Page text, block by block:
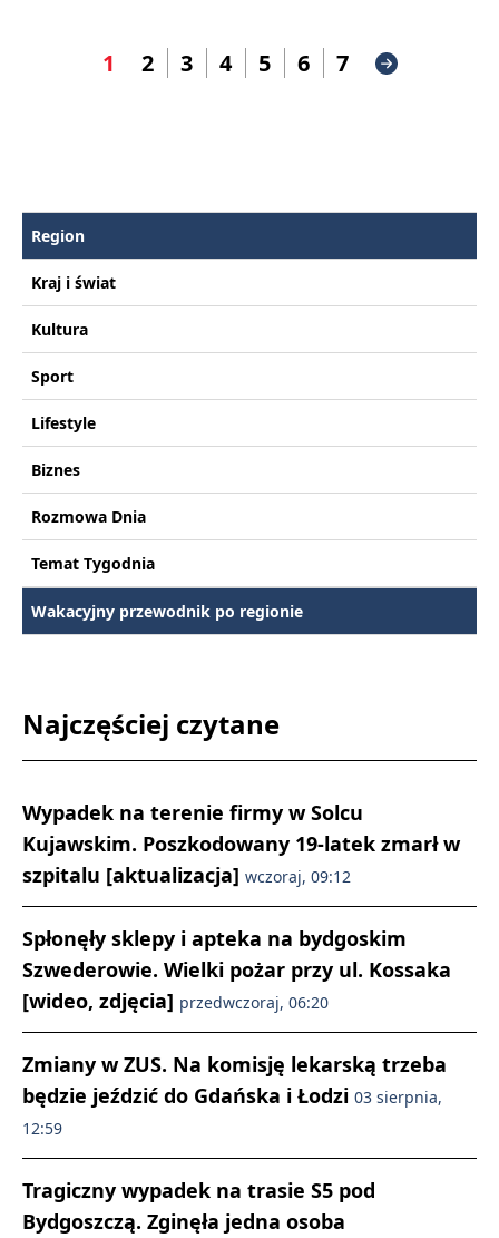
1 2 3 4 5 6 7
Region
Kraj i świat
Kultura
Sport
Lifestyle
Biznes
Rozmowa Dnia
Temat Tygodnia
Wakacyjny przewodnik po regionie
Najczęściej czytane
Wypadek na terenie firmy w Solcu
Kujawskim. Poszkodowany 19-latek zmarł w
szpitalu [aktualizacja] wczoraj, 09:12
Spłonęły sklepy i apteka na bydgoskim
Szwederowie. Wielki pożar przy ul. Kossaka
[wideo, zdjęcia] przedwczoraj, 06:20
Zmiany w ZUS. Na komisję lekarską trzeba
będzie jeździć do Gdańska i Łodzi 03 sierpnia,
12:59
Tragiczny wypadek na trasie S5 pod
Bydgoszczą. Zginęła jedna osoba